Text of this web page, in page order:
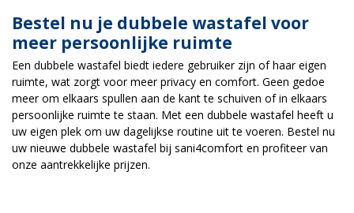
Bestel nu je dubbele wastafel voor
meer persoonlijke ruimte
Een dubbele wastafel biedt iedere gebruiker zijn of haar eigen
ruimte, wat zorgt voor meer privacy en comfort. Geen gedoe
meer om elkaars spullen aan de kant te schuiven of in elkaars
persoonlijke ruimte te staan. Met een dubbele wastafel heeft u
uw eigen plek om uw dagelijkse routine uit te voeren. Bestel nu
uw nieuwe dubbele wastafel bij sani4comfort en profiteer van
onze aantrekkelijke prijzen.